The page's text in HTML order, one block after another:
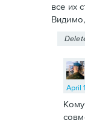
все их
April